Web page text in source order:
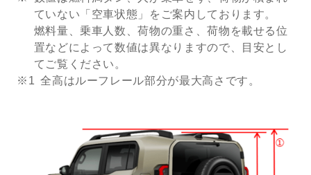
ていない「空車状態」をご案内しております。
燃料量、乗車人数、荷物の重さ、荷物を載せる位
置などによって数値は異なりますので、目安とし
てご覧ください。
※1 全高はルーフレール部分が最大高さです。